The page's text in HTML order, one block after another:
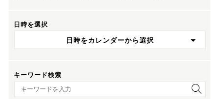
日時を選択
日時をカレンダーから選択
キーワード検索
キーワード検索